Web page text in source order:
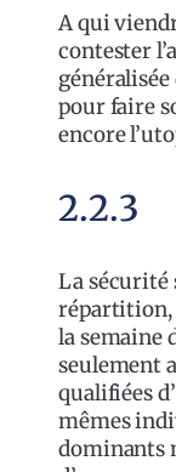
A qui
contester
pour faire
encore
2.2.3
La sécurité
répartition,
la semaine
seulement
qualifiées
mêmes
dominants